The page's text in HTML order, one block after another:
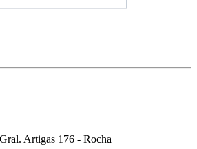
Artigas 176 - Rocha